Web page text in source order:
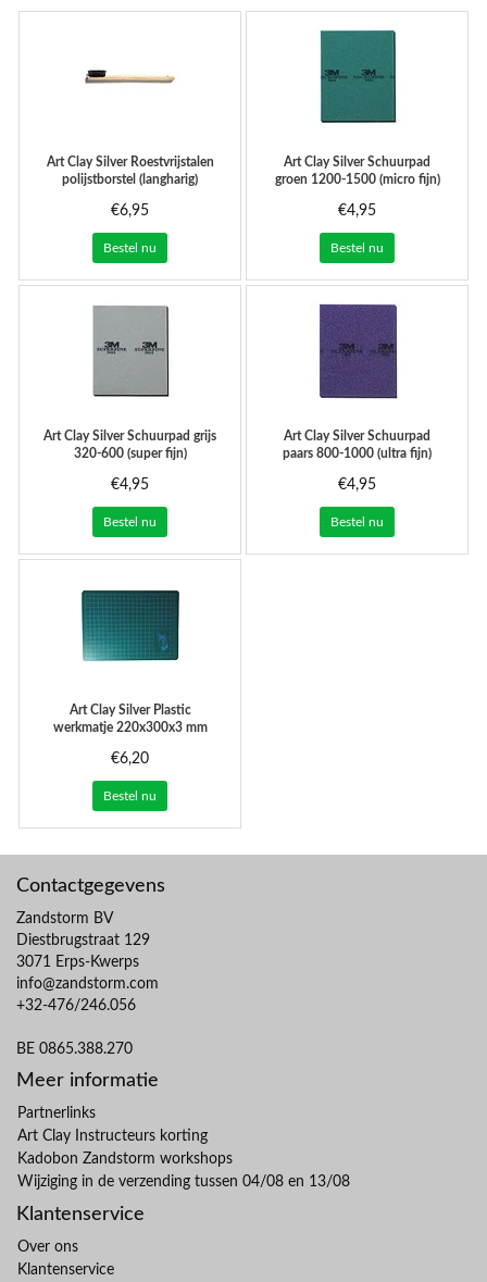
Art Clay SilverRoestvrijstalen
polijstborstel (langharig)
€6,95
Bestel nu
Art Clay SilverSchuurpad
groen 1200-1500 (micro fijn)
€4,95
Bestel nu
Art Clay SilverSchuurpad grijs
320-600 (super fijn)
€4,95
Bestel nu
Art Clay SilverSchuurpad
paars 800-1000 (ultra fijn)
€4,95
Bestel nu
Art Clay SilverPlastic
werkmatje 220x300x3 mm
€6,20
Bestel nu
Contactgegevens
Zandstorm BV
Diestbrugstraat 129
3071 Erps-Kwerps
info@zandstorm.com
+32-476/246.056
BE 0865.388.270
Meer informatie
Partnerlinks
Art Clay Instructeurs korting
Kadobon Zandstorm workshops
Wijziging in de verzending tussen 04/08 en 13/08
Klantenservice
Over ons
Klantenservice